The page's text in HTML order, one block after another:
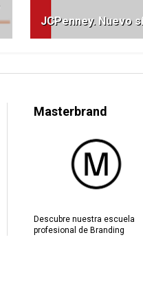
JCPenney. Nuevo
Masterbrand
Descubre nuestra escuela
profesional de Branding